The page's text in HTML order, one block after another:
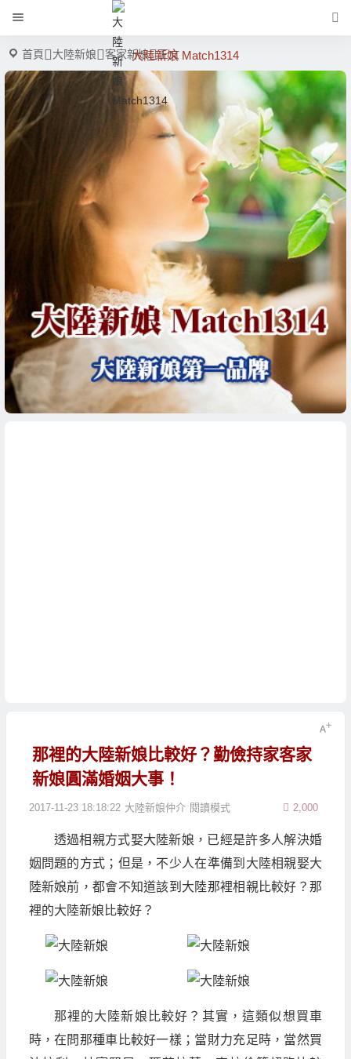
大陸新娘 Match1314
首頁 大陸新娘 客家新娘 正文
那裡的大陸新娘比較好？勤儉持家客家
新娘圓滿婚姻大事！
2017-11-23 18:18:22 大陸新娘仲介 2,000
閱讀模式
透過相親方式娶大陸新娘，已經是許多人解決婚
姻問題的方式；但是，不少人在準備到大陸相親娶大
陸新娘前，都會不知道該到大陸那裡相親比較好？那
裡的大陸新娘比較好？
那裡的大陸新娘比較好？其實，這類似想買車
時，在問那種車比較好一樣；當財力充足時，當然買